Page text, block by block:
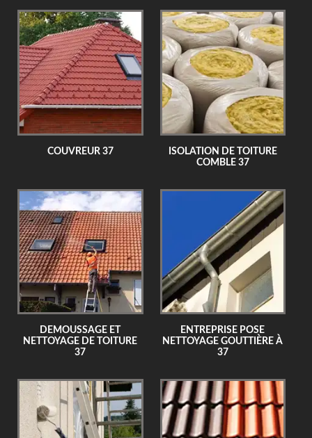
COUVREUR 37
ISOLATION DE TOITURE
COMBLE 37
DEMOUSSAGE ET
NETTOYAGE DE TOITURE
37
ENTREPRISE POSE
NETTOYAGE GOUTTIÈRE À
37